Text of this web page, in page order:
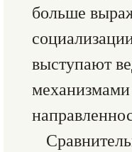
больше
выступают